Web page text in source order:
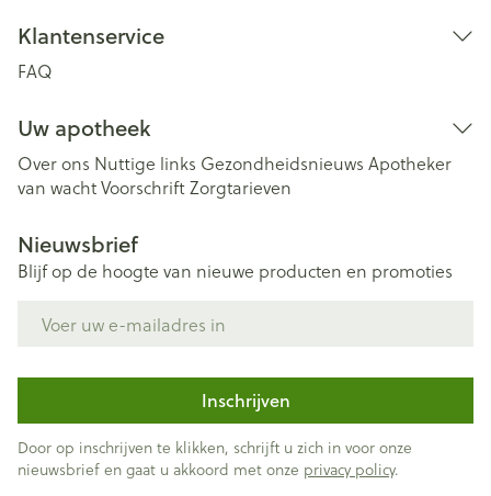
Klantenservice
FAQ
Uw apotheek
Over ons Nuttige links Gezondheidsnieuws Apotheker
van wachtVoorschriftZorgtarieven
Nieuwsbrief
Blijf op de hoogte van nieuwe producten en promoties
Inschrijven
Door op inschrijven te klikken, schrijft u zich in voor onze
nieuwsbrief en gaat u akkoord met onze privacy policy.